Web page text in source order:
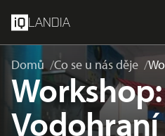
LANDIA
Domů Co se u nás děje
Workshop:
Vodohraní